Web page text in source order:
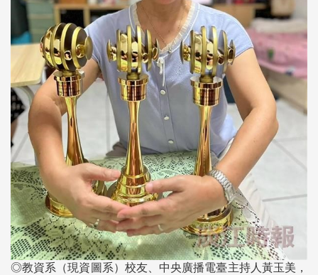
◎教資系（現資圖系）校友、中央廣播電臺主持人黃玉美，